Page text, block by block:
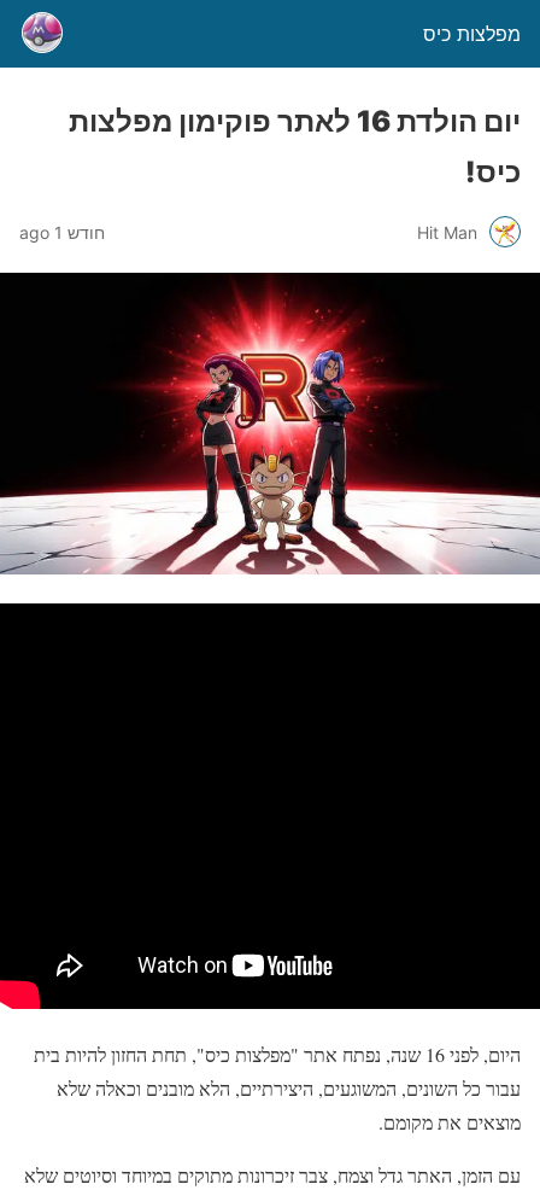
מפלצות כיס
יום הולדת 16 לאתר פוקימון מפלצות
כיס!
Hit Man חודש 1 ago
היום, לפני 16 שנה, נפתח אתר "מפלצות כיס", תחת החזון להיות בית
עבור כל השונים, המשוגעים, היצירתיים, הלא מובנים וכאלה שלא
מוצאים את מקומם.
עם הזמן, האתר גדל וצמח, צבר זיכרונות מתוקים במיוחד וסיוטים שלא